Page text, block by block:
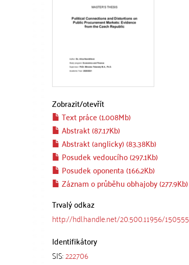
Zobrazit/otevřít
Text práce (1.008Mb)
Abstrakt (87.17Kb)
Abstrakt (anglicky) (83.38Kb)
Posudek vedoucího (297.1Kb)
Posudek oponenta (166.2Kb)
Záznam o průběhu obhajoby (277.9Kb)
Trvalý odkaz
http://hdl.handle.net/20.500.11956/150555
Identifikátory
SIS:222706